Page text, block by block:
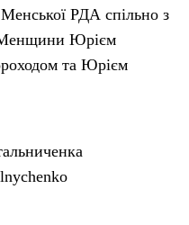
РДА спільно з
Менщини Юрієм
та Юрієм